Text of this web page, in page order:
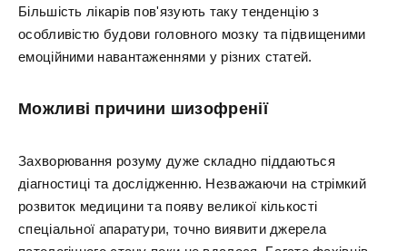
Більшість лікарів пов'язують таку тенденцію з
особливістю будови головного мозку та підвищеними
емоційними навантаженнями у різних статей.
Можливі причини шизофренії
Захворювання розуму дуже складно піддаються
діагностиці та дослідженню. Незважаючи на стрімкий
розвиток медицини та появу великої кількості
спеціальної апаратури, точно виявити джерела